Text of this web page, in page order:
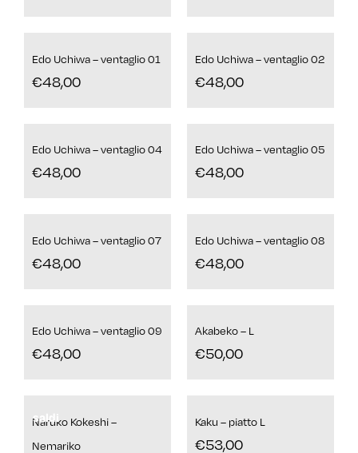
Edo Uchiwa – ventaglio 01
€48,00
Edo Uchiwa – ventaglio 02
€48,00
Edo Uchiwa – ventaglio 04
€48,00
Edo Uchiwa – ventaglio 05
€48,00
Edo Uchiwa – ventaglio 07
€48,00
Edo Uchiwa – ventaglio 08
€48,00
Edo Uchiwa – ventaglio 09
€48,00
Akabeko – L
€50,00
saldi
Naruko Kokeshi –
Nemariko
Kaku – piatto L
€53,00